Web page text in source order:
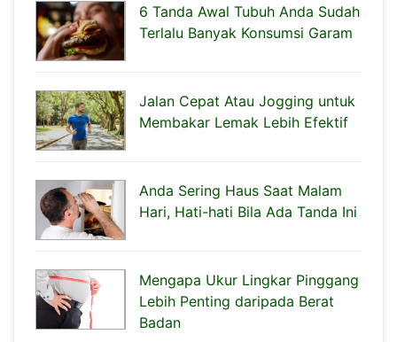
6 Tanda Awal Tubuh Anda Sudah
Terlalu Banyak Konsumsi Garam
Jalan Cepat Atau Jogging untuk
Membakar Lemak Lebih Efektif
Anda Sering Haus Saat Malam
Hari, Hati-hati Bila Ada Tanda Ini
Mengapa Ukur Lingkar Pinggang
Lebih Penting daripada Berat
Badan